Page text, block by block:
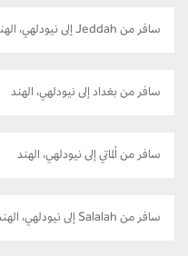
سافر من Jeddah إلى نيودلهي، الهند
سافر من بغداد إلى نيودلهي، الهند
سافر من ألماتي إلى نيودلهي، الهند
سافر من Salalah إلى نيودلهي، الهند